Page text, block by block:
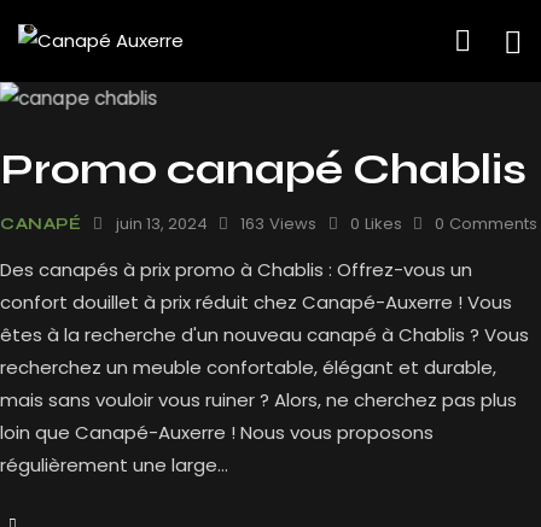
Promo canapé Chablis
CANAPÉ juin 13, 2024 163 Views 0 Likes 0 Comments
Des canapés à prix promo à Chablis : Offrez-vous un
confort douillet à prix réduit chez Canapé-Auxerre ! Vous
êtes à la recherche d'un nouveau canapé à Chablis ? Vous
recherchez un meuble confortable, élégant et durable,
mais sans vouloir vous ruiner ? Alors, ne cherchez pas plus
loin que Canapé-Auxerre ! Nous vous proposons
régulièrement une large…